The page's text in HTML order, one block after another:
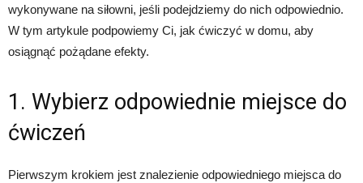
wykonywane na siłowni, jeśli podejdziemy do nich odpowiednio.
W tym artykule podpowiemy Ci, jak ćwiczyć w domu, aby
osiągnąć pożądane efekty.
1. Wybierz odpowiednie miejsce do
ćwiczeń
Pierwszym krokiem jest znalezienie odpowiedniego miejsca do